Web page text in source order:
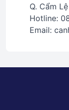
Q. Cẩm
Hotline:
Email: